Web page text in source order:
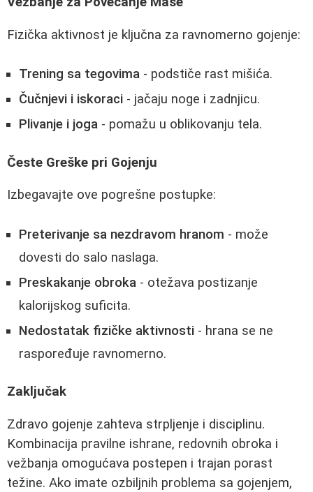
Fizička aktivnost je ključna za ravnomerno gojenje:
Trening sa tegovima - podstiče rast mišića.
Čučnjevi i iskoraci - jačaju noge i zadnjicu.
Plivanje i joga - pomažu u oblikovanju tela.
Česte Greške pri Gojenju
Izbegavajte ove pogrešne postupke:
Preterivanje sa nezdravom hranom - može
dovesti do salo naslaga.
Preskakanje obroka - otežava postizanje
kalorijskog suficita.
Nedostatak fizičke aktivnosti - hrana se ne
raspoređuje ravnomerno.
Zaključak
Zdravo gojenje zahteva strpljenje i disciplinu.
Kombinacija pravilne ishrane, redovnih obroka i
vežbanja omogućava postepen i trajan porast
težine. Ako imate ozbiljnih problema sa gojenjem,